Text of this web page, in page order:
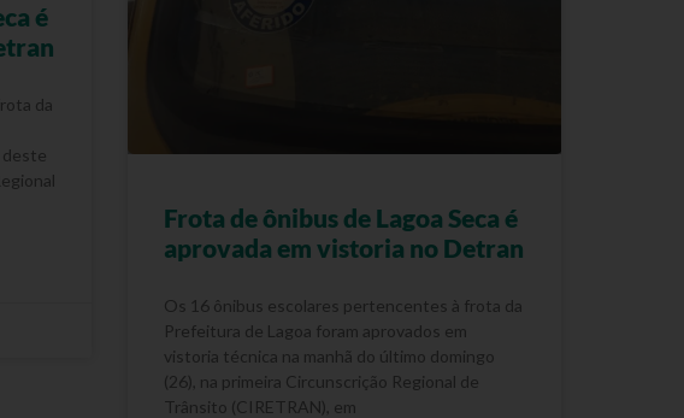
é
da
deste
Frota de ônibus de Lagoa Seca é
aprovada em vistoria no Detran
Os 16 ônibus escolares pertencentes à frota da
Prefeitura de Lagoa foram aprovados em
vistoria técnica na manhã do último domingo
(26), na primeira Circunscrição Regional de
Trânsito (CIRETRAN), em